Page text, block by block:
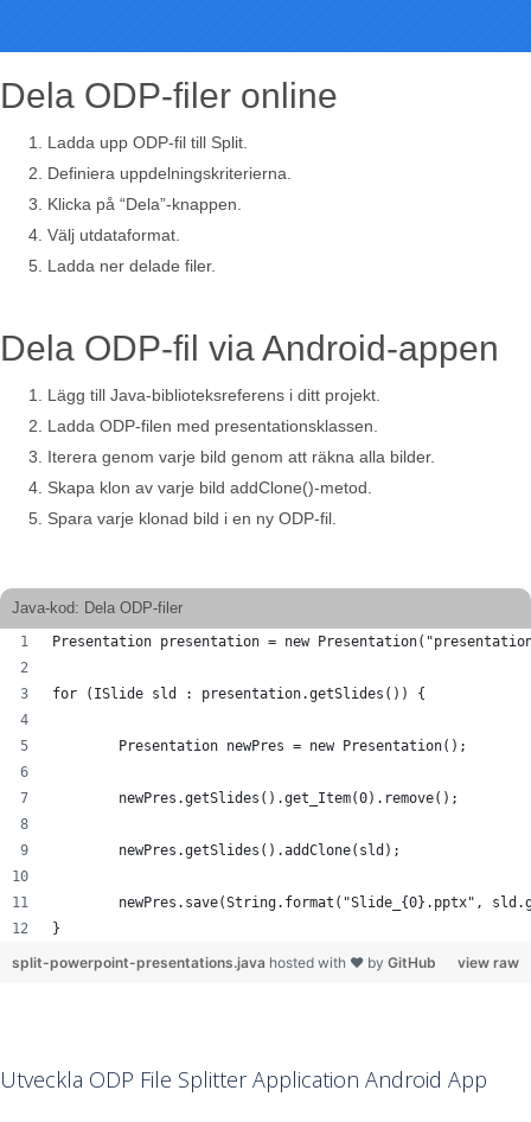
Dela ODP-filer online
Ladda upp ODP-fil till Split.
Definiera uppdelningskriterierna.
Klicka på “Dela”-knappen.
Välj utdataformat.
Ladda ner delade filer.
Dela ODP-fil via Android-appen
Lägg till Java-biblioteksreferens i ditt projekt.
Ladda ODP-filen med presentationsklassen.
Iterera genom varje bild genom att räkna alla bilder.
Skapa klon av varje bild addClone()-metod.
Spara varje klonad bild i en ny ODP-fil.
Java-kod: Dela ODP-filer
Presentation presentation = new
for (ISlide sld : presentation.getSlides()) {
	Presentation newPres = new Presentation();
	newPres.getSlides().addClone(sld);
newPres.save(String.format("Slide_{0}.pptx",
}
view raw
split-powerpoint-presentations.java hosted with ❤ by GitHub
Utveckla ODP File Splitter Application Android App